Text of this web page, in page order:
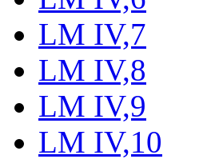
LM IV,7
LM IV,8
LM IV,9
LM IV,10